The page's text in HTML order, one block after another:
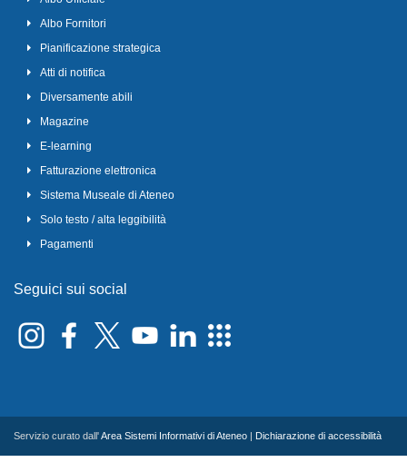
Albo Fornitori
Pianificazione strategica
Atti di notifica
Diversamente abili
Magazine
E-learning
Fatturazione elettronica
Sistema Museale di Ateneo
Solo testo / alta leggibilità
Pagamenti
Seguici sui social
Servizio curato dall'Area Sistemi Informativi di Ateneo Dichiarazione di accessibilità